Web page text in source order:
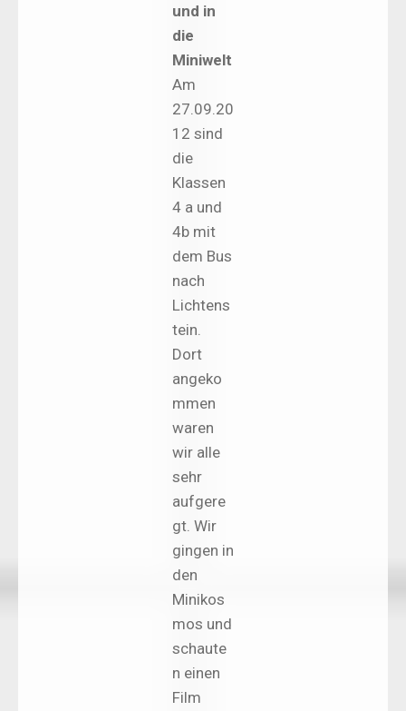
und in
die
Miniwelt
Am
27.09.20
12 sind
die
Klassen
4 a und
4b mit
dem Bus
nach
Lichtens
tein.
Dort
angeko
mmen
waren
wir alle
sehr
aufgere
gt. Wir
gingen in
den
Minikos
mos und
schaute
n einen
Film